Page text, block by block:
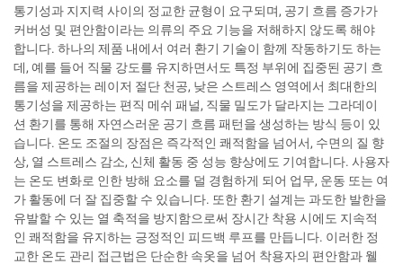
통기성과 지지력 사이의 정교한 균형이 요구되며, 공기 흐름 증가가
커버성 및 편안함이라는 의류의 주요 기능을 저해하지 않도록 해야
합니다. 하나의 제품 내에서 여러 환기 기술이 함께 작동하기도 하는
데, 예를 들어 직물 강도를 유지하면서도 특정 부위에 집중된 공기 흐
름을 제공하는 레이저 절단 천공, 낮은 스트레스 영역에서 최대한의
통기성을 제공하는 편직 메쉬 패널, 직물 밀도가 달라지는 그라데이
션 환기를 통해 자연스러운 공기 흐름 패턴을 생성하는 방식 등이 있
습니다. 온도 조절의 장점은 즉각적인 쾌적함을 넘어서, 수면의 질 향
상, 열 스트레스 감소, 신체 활동 중 성능 향상에도 기여합니다. 사용자
는 온도 변화로 인한 방해 요소를 덜 경험하게 되어 업무, 운동 또는 여
가 활동에 더 잘 집중할 수 있습니다. 또한 환기 설계는 과도한 발한을
유발할 수 있는 열 축적을 방지함으로써 장시간 착용 시에도 지속적
인 쾌적함을 유지하는 긍정적인 피드백 루프를 만듭니다. 이러한 정
교한 온도 관리 접근법은 단순한 속옷을 넘어 착용자의 편안함과 웰